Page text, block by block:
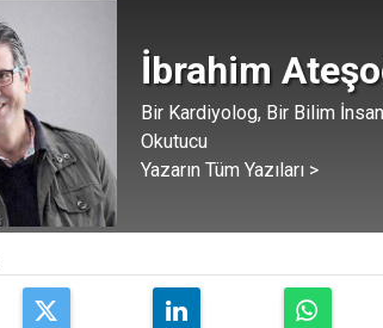
İbrahim
Bir Kardiyolog, Bir Bilim
Okutucu
Yazarın Tüm Yazıları >